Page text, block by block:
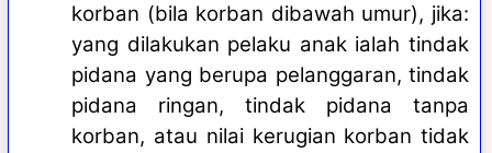
korban (bila korban dibawah umur), jika:
yang dilakukan pelaku anak ialah tindak
pidana yang berupa pelanggaran, tindak
pidana ringan, tindak pidana tanpa
korban, atau nilai kerugian korban tidak